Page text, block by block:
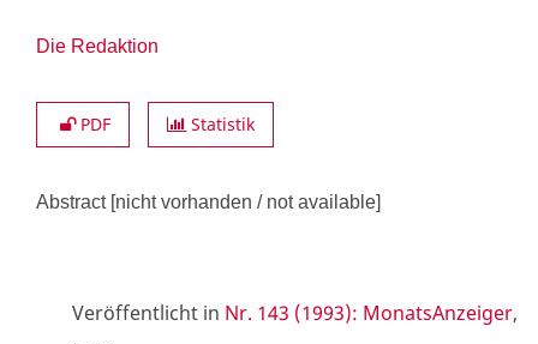
Die Redaktion
PDF Statistik
Abstract[nicht vorhanden / not available]
Veröffentlicht in Nr. 143 (1993): MonatsAnzeiger,